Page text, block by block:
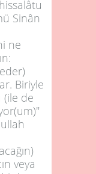
Sinân
ne
Biriyle
(ile de
veya